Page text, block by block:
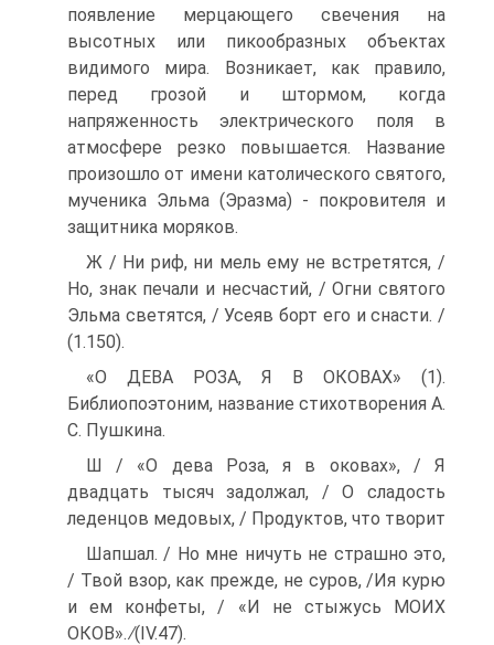
появление мерцающего свечения на
высотных или пикообраз­ных объектах
видимого мира. Возникает, как правило,
перед грозой и штормом, когда
напряженность электрического поля в
атмосфере резко повышается. Название
произошло от имени католического святого,
мученика Эльма (Эразма) - покровите­ля и
защитника моряков.
Ж / Ни риф, ни мель ему не встретятся, /
Но, знак печали и несчастий, / Огни святого
Эльма светятся, / Усеяв борт его и снасти. /
(1.150).
«О ДЕВА РОЗА, Я В ОКОВАХ» (1).
Библиопоэтоним, название стихотворения А.
С. Пушкина.
Ш / «О дева Роза, я в оковах», / Я
двадцать тысяч задолжал, / О сладость
леденцов медовых, / Продуктов, что творит
Шапшал. / Но мне ничуть не страшно это,
/ Твой взор, как прежде, не суров, /Ия курю
и ем конфеты, / «И не стыжусь МОИХ
ОКОВ». ∕(IV.47).